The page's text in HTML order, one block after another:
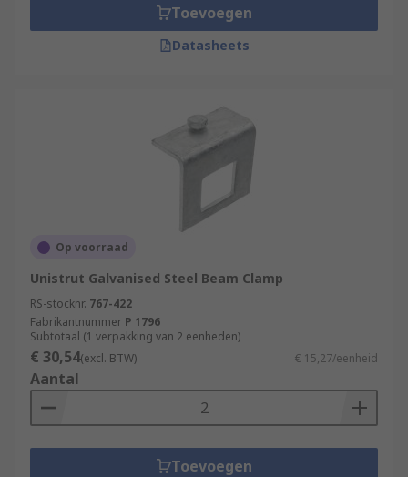
Toevoegen
Datasheets
Op voorraad
Unistrut Galvanised Steel Beam Clamp
RS-stocknr. 767-422
Fabrikantnummer P 1796
Subtotaal (1 verpakking van 2 eenheden)
€ 30,54(excl. BTW) € 15,27/eenheid
Aantal
Toevoegen